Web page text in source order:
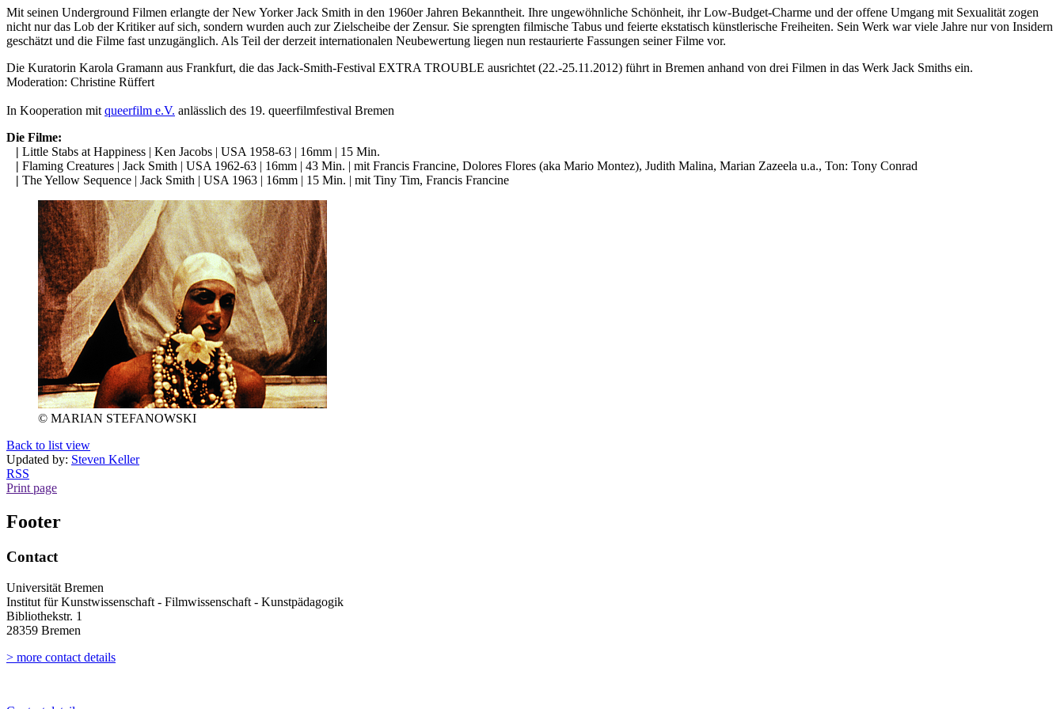
Mit seinen Underground Filmen erlangte der New Yorker Jack Smith in den 1960er Jahren Bekanntheit. Ihre ungewöhnliche Schönheit, ihr Low-Budget-Charme und der offene Umgang mit Sexualität zogen
nicht nur das Lob der Kritiker auf sich, sondern wurden auch zur Zielscheibe der Zensur. Sie sprengten filmische Tabus und feierte ekstatisch künstlerische Freiheiten. Sein Werk war viele Jahre nur von Insidern
geschätzt und die Filme fast unzugänglich. Als Teil der derzeit internationalen Neubewertung liegen nun restaurierte Fassungen seiner Filme vor.
Die Kuratorin Karola Gramann aus Frankfurt, die das Jack-Smith-Festival EXTRA TROUBLE ausrichtet (22.-25.11.2012) führt in Bremen anhand von drei Filmen in das Werk Jack Smiths ein.
Moderation: Christine Rüffert
In Kooperation mit queerfilm e.V. anlässlich des 19. queerfilmfestival Bremen
Die Filme:
| Little Stabs at Happiness | Ken Jacobs | USA 1958-63 | 16mm | 15 Min.
| Flaming Creatures | Jack Smith | USA 1962-63 | 16mm | 43 Min. | mit Francis Francine, Dolores Flores (aka Mario Montez), Judith Malina, Marian Zazeela u.a., Ton: Tony Conrad
| The Yellow Sequence | Jack Smith | USA 1963 | 16mm | 15 Min. | mit Tiny Tim, Francis Francine
© MARIAN STEFANOWSKI
Back to list view
Updated by: Steven Keller
RSS
Print page
Footer
Contact
Universität Bremen
Institut für Kunstwissenschaft - Filmwissenschaft - Kunstpädagogik
Bibliothekstr. 1
28359 Bremen
> more contact details